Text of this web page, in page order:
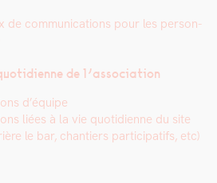
de com­mu­ni­ca­tions pour les per­son­
de l’association
d’équipe
liées à la vie quo­ti­di­enne du site
le bar, chantiers par­tic­i­pat­ifs, etc)